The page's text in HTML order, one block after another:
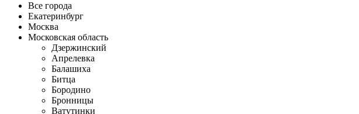
Все города
Екатеринбург
Москва
Московская область
Дзержинский
Апрелевка
Балашиха
Битца
Бородино
Бронницы
Ватутинки